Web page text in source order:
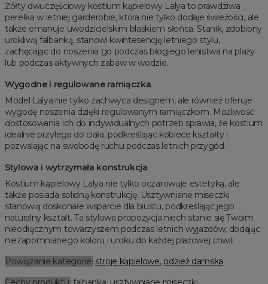
Żółty dwuczęściowy kostium kąpielowy Lalya to prawdziwa
perełka w letniej garderobie, która nie tylko dodaje świeżości, ale
także emanuje uwodzicielskim blaskiem słońca. Stanik, zdobiony
urokliwą falbanką, stanowi kwintesencję letniego stylu,
zachęcając do noszenia go podczas błogiego lenistwa na plaży
lub podczas aktywnych zabaw w wodzie.
Wygodne i regulowane ramiączka
Model Lalya nie tylko zachwyca designem, ale również oferuje
wygodę noszenia dzięki regulowanym ramiączkom. Możliwość
dostosowania ich do indywidualnych potrzeb sprawia, że kostium
idealnie przylega do ciała, podkreślając kobiece kształty i
pozwalając na swobodę ruchu podczas letnich przygód.
Stylowa i wytrzymała konstrukcja
Kostium kąpielowy Lalya nie tylko oczarowuje estetyką, ale
także posiada solidną konstrukcję. Usztywniane miseczki
stanowią doskonałe wsparcie dla biustu, podkreślając jego
naturalny kształt. Ta stylowa propozycja niech stanie się Twoim
nieodłącznym towarzyszem podczas letnich wyjazdów, dodając
niezapomnianego koloru i uroku do każdej plażowej chwili.
Powiązanie kategorie: stroje kąpielowe, odzież damska